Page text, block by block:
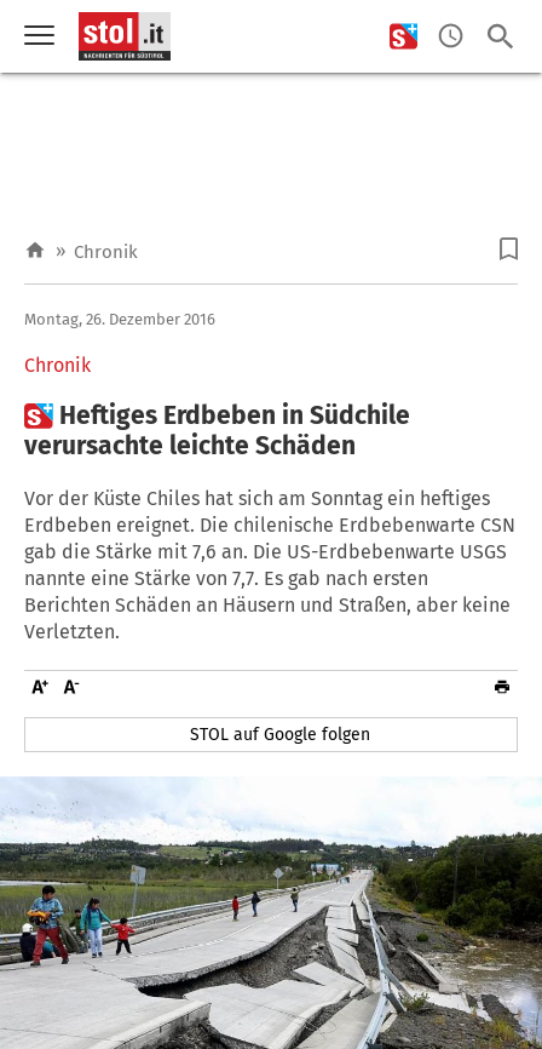
» Chronik
Chronik
Montag, 26. Dezember 2016
 Heftiges Erdbeben in Südchile
verursachte leichte Schäden
Vor der Küste Chiles hat sich am Sonntag ein heftiges
Erdbeben ereignet. Die chilenische Erdbebenwarte CSN
gab die Stärke mit 7,6 an. Die US-Erdbebenwarte USGS
nannte eine Stärke von 7,7. Es gab nach ersten
Berichten Schäden an Häusern und Straßen, aber keine
Verletzten.
STOL auf Google folgen